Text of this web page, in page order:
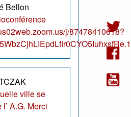
Bellon
j/87478410618?
ville se
A.G. Merci